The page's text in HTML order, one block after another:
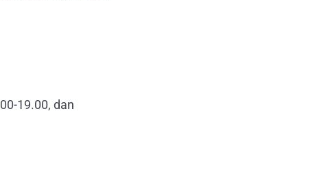
19.00, dan